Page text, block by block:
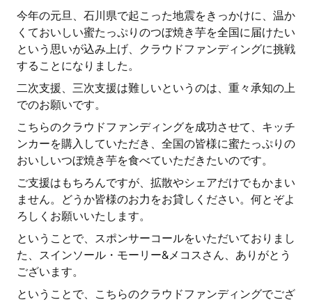
今年の元旦、石川県で起こった地震をきっかけに、温か
くておいしい蜜たっぷりのつぼ焼き芋を全国に届けたい
という思いが込み上げ、クラウドファンディングに挑戦
することになりました。
二次支援、三次支援は難しいというのは、重々承知の上
でのお願いです。
こちらのクラウドファンディングを成功させて、キッチ
ンカーを購入していただき、全国の皆様に蜜たっぷりの
おいしいつぼ焼き芋を食べていただきたいのです。
ご支援はもちろんですが、拡散やシェアだけでもかまい
ません。どうか皆様のお力をお貸しください。何とぞよ
ろしくお願いいたします。
ということで、スポンサーコールをいただいておりまし
た、スインソール・モーリー&メコスさん、ありがとう
ございます。
ということで、こちらのクラウドファンディングでござ